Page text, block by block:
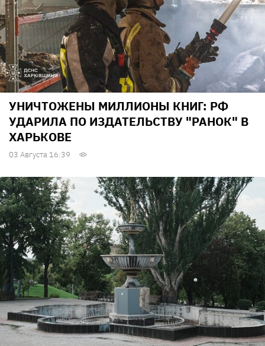
УНИЧТОЖЕНЫ МИЛЛИОНЫ КНИГ: РФ
УДАРИЛА ПО ИЗДАТЕЛЬСТВУ "РАНОК" В
ХАРЬКОВЕ
03 Августа 16:39